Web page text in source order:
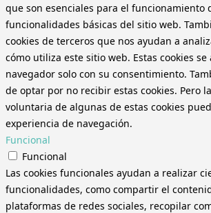
que son esenciales para el funcionamiento
funcionalidades básicas del sitio web.
cookies de terceros que nos ayudan a
cómo utiliza este sitio web. Estas cookies
navegador solo con su consentimiento.
de optar por no recibir estas cookies. Pero
voluntaria de algunas de estas cookies
experiencia de navegación.
Funcional
Funcional
Las cookies funcionales ayudan a realizar
funcionalidades, como compartir el
plataformas de redes sociales, recopilar